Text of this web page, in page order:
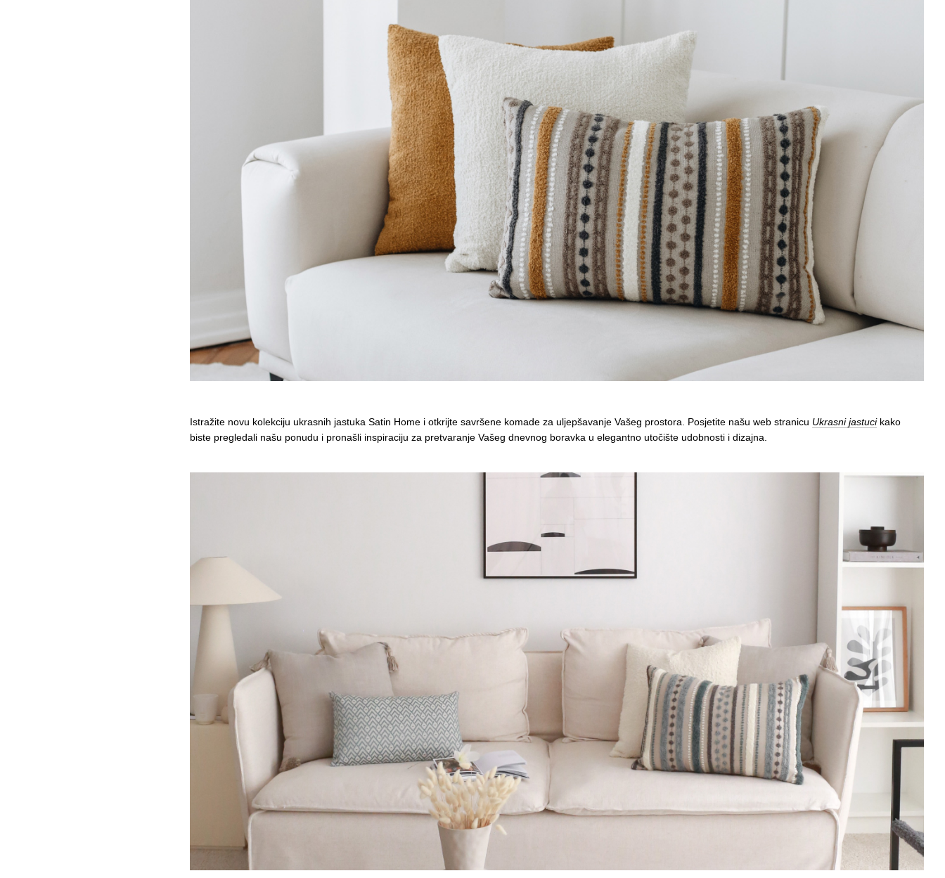
Istražite novu kolekciju ukrasnih jastuka Satin Home i otkrijte savršene komade za uljepšavanje Vašeg prostora. Posjetite našu web stranicu Ukrasni jastuci kako
biste pregledali našu ponudu i pronašli inspiraciju za pretvaranje Vašeg dnevnog boravka u elegantno utočište udobnosti i dizajna.